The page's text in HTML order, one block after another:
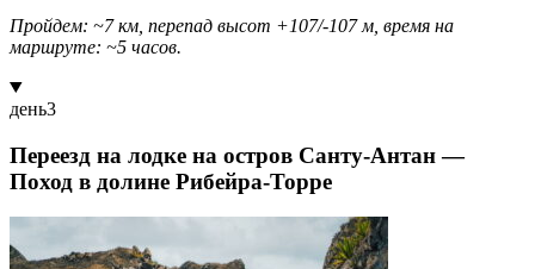
Пройдем: ~7 км, перепад высот +107/-107 м, время на
маршруте: ~5 часов.
день3
Переезд на лодке на остров Санту-Антан —
Поход в долине Рибейра-Торре